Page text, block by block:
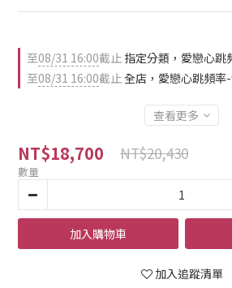
至08/31 16:00截止 指定分類，愛戀心跳
至08/31 16:00截止全店，愛戀心跳頻率
查看更多
NT$18,700 NT$20,430
數量
加入購物車
加入追蹤清單